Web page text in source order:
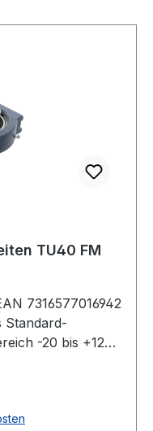
SKF Spann-Gehäuseeinheiten TU40 FM
7316577016942
Standard-
-20 bis +120